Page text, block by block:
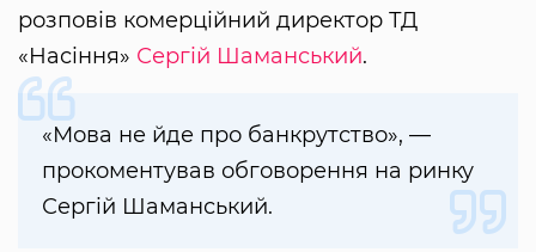
розповів комерційний директор ТД
«Насіння» Сергій Шаманський.
«Мова не йде про банкрутство», —
прокоментував обговорення на ринку
Сергій Шаманський.